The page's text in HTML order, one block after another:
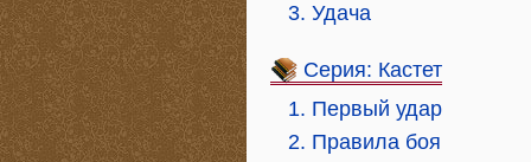
3. Удача
Серия: Кастет
1. Первый удар
2. Правила боя